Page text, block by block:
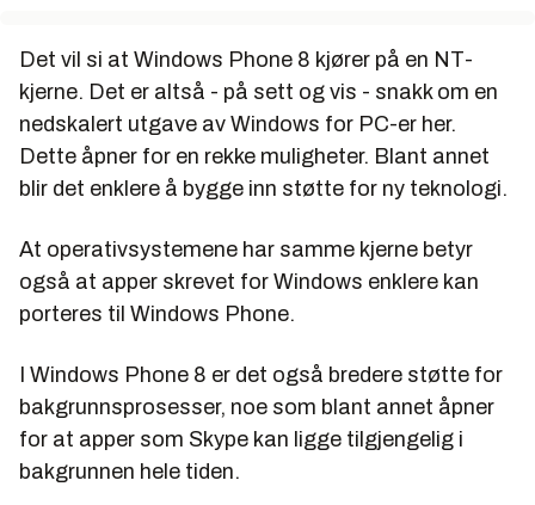
Det vil si at Windows Phone 8 kjører på en NT-
kjerne. Det er altså - på sett og vis - snakk om en
nedskalert utgave av Windows for PC-er her.
Dette åpner for en rekke muligheter. Blant annet
blir det enklere å bygge inn støtte for ny teknologi.
At operativsystemene har samme kjerne betyr
også at apper skrevet for Windows enklere kan
porteres til Windows Phone.
I Windows Phone 8 er det også bredere støtte for
bakgrunnsprosesser, noe som blant annet åpner
for at apper som Skype kan ligge tilgjengelig i
bakgrunnen hele tiden.